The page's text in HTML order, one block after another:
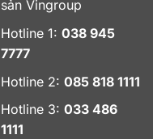
sản Vingroup
Hotline 1: 038 945
7777
Hotline 2: 085 818 1111
Hotline 3: 033 486
1111